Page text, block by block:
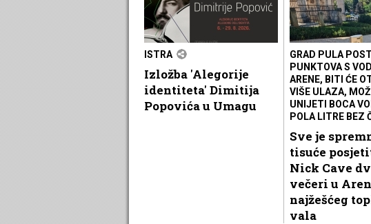
ISTRA
Izložba 'Alegorije
identiteta' Dimitija
Popovića u Umagu
GRAD PULA
PUNKTOVA S
ARENE, BITI ĆE
VIŠE ULAZA,
UNIJETI BOCA
POLA LITRE BEZ
Sve je
tisuće
Nick Cave
večeri u
najžešćeg
vala